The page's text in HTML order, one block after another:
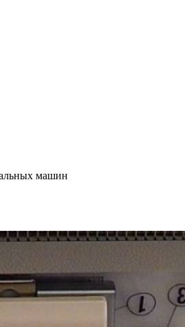
машин